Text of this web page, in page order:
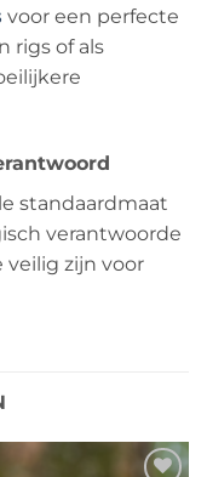
voor een perfecte
rigs of als
standaardmaat
verantwoorde
veilig zijn voor